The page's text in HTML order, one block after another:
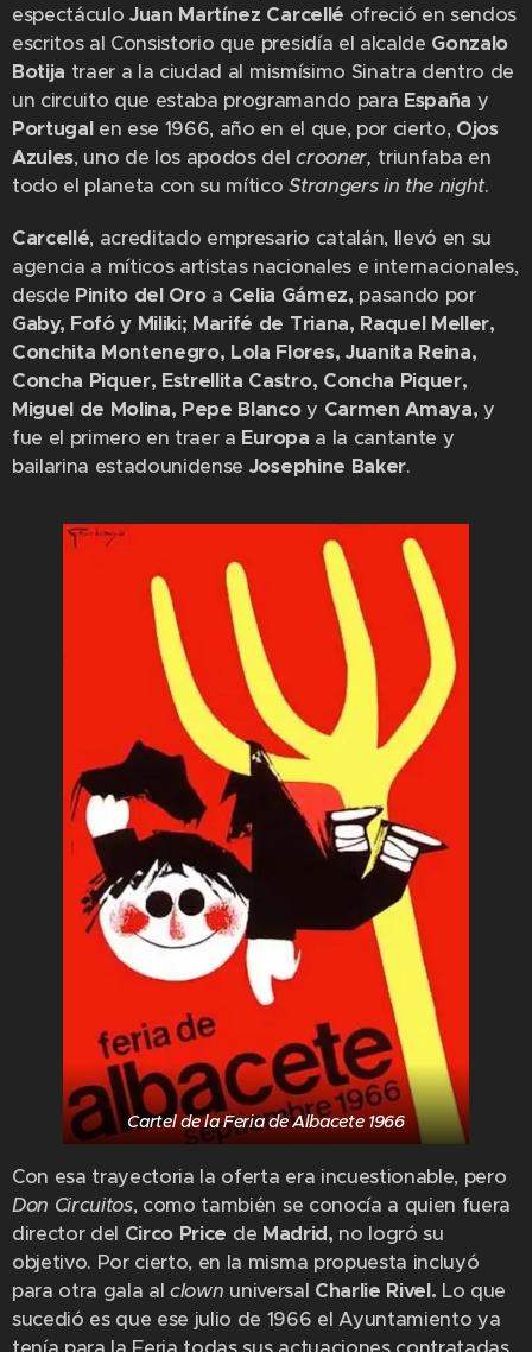
espectáculoJuan Martínez Carcellé ofreció en sendos
escritos al Consistorio que presidía el alcalde Gonzalo
Botija traer a la ciudad al mismísimo Sinatra dentro de
un circuito que estaba programando para España y
Portugalen ese 1966, año en el que, por cierto, Ojos
Azules, uno de los apodos delcrooner, triunfaba en
todo el planeta con su míticoStrangers in the night.
Carcellé, acreditado empresario catalán, llevó en su
agencia a míticos artistas nacionales e internacionales,
desde Pinito del Oro a Celia Gámez, pasando por
Gaby, Fofó y Miliki; Marifé de Triana, Raquel Meller,
Conchita Montenegro, Lola Flores, Juanita Reina,
Concha Piquer, Estrellita Castro, Concha Piquer,
Miguel de Molina, Pepe Blancoy Carmen Amaya, y
fue el primero en traer a Europa a la cantante y
bailarina estadounidense Josephine Baker.
Cartel de la Feria de Albacete 1966
Con esa trayectoria la oferta era incuestionable, pero
Don Circuitos, como también se conocía a quien fuera
director del Circo Price de Madrid, no logró su
objetivo. Por cierto, en la misma propuesta incluyó
para otra gala alclown universal Charlie Rivel. Lo que
sucedió es que ese julio de 1966 el Ayuntamiento ya